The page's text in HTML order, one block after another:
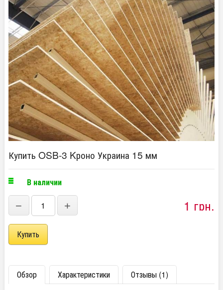
Купить OSB-3 Kроно Украина 15 мм
В наличии
− + 1 грн.
Обзор Характеристики Отзывы (1)